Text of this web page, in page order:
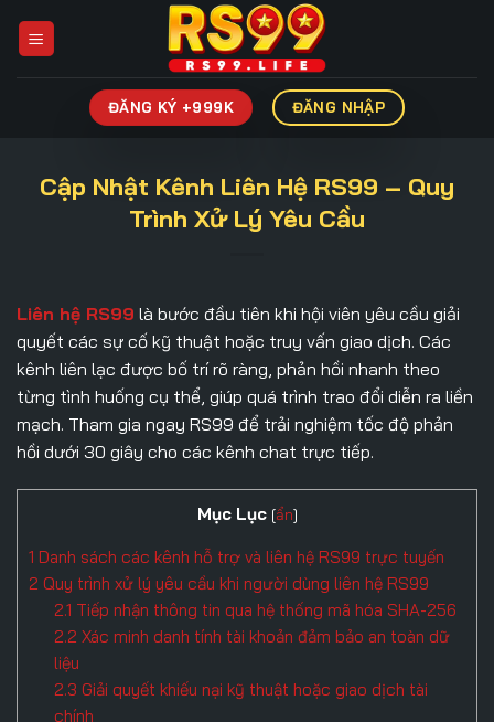
ĐĂNG KÝ +999K ĐĂNG NHẬP
Cập Nhật Kênh Liên Hệ RS99 – Quy
Trình Xử Lý Yêu Cầu
Liên hệ RS99 là bước đầu tiên khi hội viên yêu cầu giải
quyết các sự cố kỹ thuật hoặc truy vấn giao dịch. Các
kênh liên lạc được bố trí rõ ràng, phản hồi nhanh theo
từng tình huống cụ thể, giúp quá trình trao đổi diễn ra liền
mạch. Tham gia ngay RS99 để trải nghiệm tốc độ phản
hồi dưới 30 giây cho các kênh chat trực tiếp.
Mục Lục [ẩn]
1 Danh sách các kênh hỗ trợ và liên hệ RS99 trực tuyến
2 Quy trình xử lý yêu cầu khi người dùng liên hệ RS99
2.1 Tiếp nhận thông tin qua hệ thống mã hóa SHA-256
2.2 Xác minh danh tính tài khoản đảm bảo an toàn dữ
liệu
2.3 Giải quyết khiếu nại kỹ thuật hoặc giao dịch tài
chính